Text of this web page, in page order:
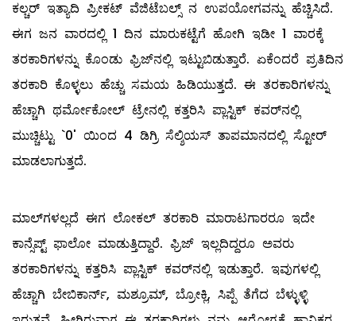
ಕಲ್ಚರ್‌ ಇತ್ಯಾದಿ ಪ್ರೀಕಟ್‌ ವೆಜಿಟೆಬಲ್ಸ್ ನ ಉಪಯೋಗವನ್ನು ಹೆಚ್ಚಿಸಿದೆ.
ಈಗ ಜನ ವಾರದಲ್ಲಿ 1 ದಿನ ಮಾರುಕಟ್ಟೆಗೆ ಹೋಗಿ ಇಡೀ 1 ವಾರಕ್ಕೆ
ತರಕಾರಿಗಳನ್ನು ಕೊಂಡು ಫ್ರಿಜ್‌ನಲ್ಲಿ ಇಟ್ಟುಬಿಡುತ್ತಾರೆ. ಏಕೆಂದರೆ ಪ್ರತಿದಿನ
ತರಕಾರಿ ಕೊಳ್ಳಲು ಹೆಚ್ಚು ಸಮಯ ಹಿಡಿಯುತ್ತದೆ. ಈ ತರಕಾರಿಗಳನ್ನು
ಹೆಚ್ಚಾಗಿ ಥರ್ಮೋಕೋಲ್ ‌ಟ್ರೇನಲ್ಲಿ ಕತ್ತರಿಸಿ ಪ್ಲಾಸ್ಟಿಕ್‌ ಕವರ್‌ನಲ್ಲಿ
ಮುಚ್ಚಿಟ್ಟು `0' ಯಿಂದ 4 ಡಿಗ್ರಿ ಸೆಲ್ಶಿಯಸ್‌ ತಾಪಮಾನದಲ್ಲಿ ಸ್ಟೋರ್
ಮಾಡಲಾಗುತ್ತದೆ.
ಮಾಲ್‌ಗಳಲ್ಲದೆ ಈಗ ಲೋಕಲ್ ತರಕಾರಿ ಮಾರಾಟಗಾರರೂ ಇದೇ
ಕಾನ್ಸೆಪ್ಟ್ ಫಾಲೋ ಮಾಡುತ್ತಿದ್ದಾರೆ. ಫ್ರಿಜ್‌ ಇಲ್ಲದಿದ್ದರೂ ಅವರು
ತರಕಾರಿಗಳನ್ನು ಕತ್ತರಿಸಿ ಪ್ಲಾಸ್ಟಿಕ್‌ ಕವರ್‌ನಲ್ಲಿ ಇಡುತ್ತಾರೆ. ಇವುಗಳಲ್ಲಿ
ಹೆಚ್ಚಾಗಿ ಬೇಬಿಕಾರ್ನ್‌, ಮಶ್ರೂಮ್, ಬ್ರೋಕ್ಲಿ, ಸಿಪ್ಪೆ ತೆಗೆದ ಬೆಳ್ಳುಳ್ಳಿ